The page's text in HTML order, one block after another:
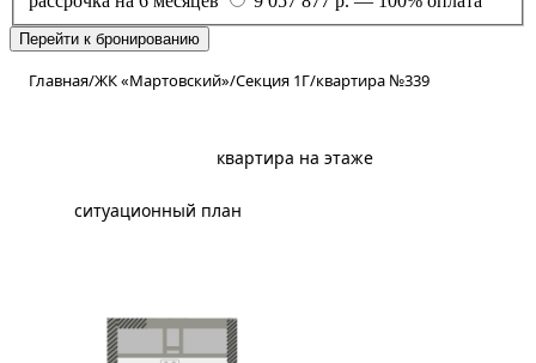
Перейти к бронированию
Главная/ЖК «Мартовский»/Секция 1Г/квартира №339
квартира на этаже
ситуационный план